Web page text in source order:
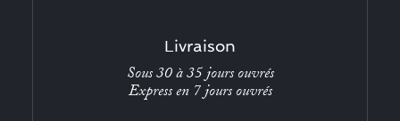
Livraison
Sous 30 à 35 jours ouvrés
Express en 7 jours ouvrés